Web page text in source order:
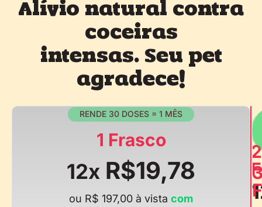
coceiras
intensas. Seu pet
agradece!
RENDE 30 DOSES = 1 MÊS
1 Frasco
12x R$19,78
ou R$ 197,00 à vista com
2